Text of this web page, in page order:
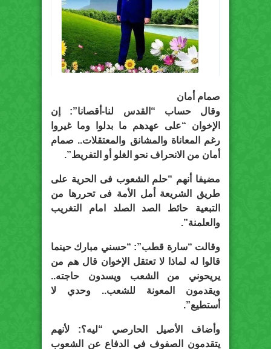
صمام أمان
وقال حساب “القدس لنا-أقصانا”: إن
الإخوان “على عهدهم ما بدلوا وما غيروا
رغم المعاناة والمشانق والمعتقلات.. صمام
أمان من الانحراف نحو الغلو أو التفريط”.
مضيفا أنهم “حلم الشعوب فى الحرية على
طريق الشريعة أمل الأمة فى تحررها من
التبعية حائط الصد الصلد امام التغريب
والعلمنة”.
وقالت “سارة قطب”: “حسني مبارك حينما
قالوا له لماذا لا تعتقل الإخوان قال هم من
يريحوني من الشعب ويسدون حاجته..
ويقدمون المعونة للشعب.. وحدي لا
أستطيع”.
وأضاف الأصيل الحارصي “ليه؟: لأنهم
يتقدمون الصفوف في الدفاع عن الشعوب